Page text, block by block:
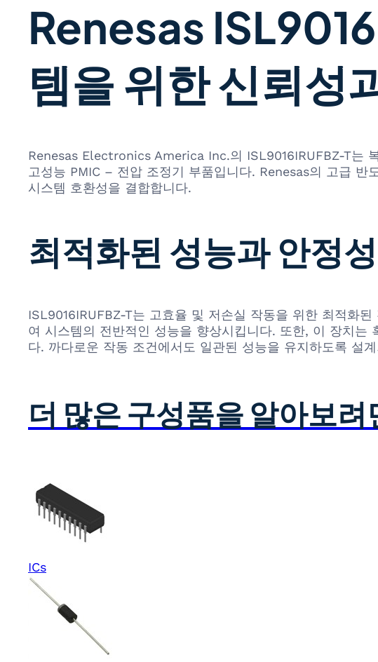
Renesas
템을 위한 신뢰성
Renesas Electronics America Inc.의 ISL9016IRUFBZ-T는
고성능 PMIC – 전압 조정기 부품입니다. Renesas의 고급
시스템 호환성을 결합합니다.
최적화된 성능과 안정성
ISL9016IRUFBZ-T는 고효율 및 저손실 작동을 위한 최적화
여 시스템의 전반적인 성능을 향상시킵니다. 또한, 이 장치
다. 까다로운 작동 조건에서도 일관된 성능을 유지하도록 설
더 많은 구성품을 알아보
ICs